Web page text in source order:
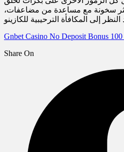
سخونة مع مساعدة من مضاعفات،
Gnbet Casino No Deposit Bonus 100
Share On